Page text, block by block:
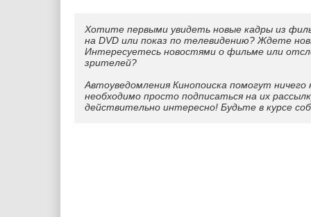
Хотите первыми увидеть новые кадры из
на DVD или показ по телевидению? Ждете
Интересуетесь новостями о фильме или
зрителей?
Автоуведомления Кинопоиска помогут
необходимо просто подписаться на их
действительно интересно! Будьте в курсе